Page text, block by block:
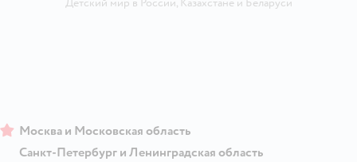
Детский мир в России, Казахстанеи Беларуси
Москва и Московская область
Санкт-Петербург и Ленинградская область